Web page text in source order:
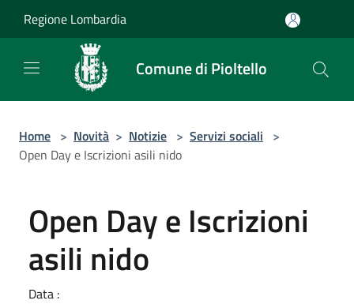
Regione Lombardia
Comune di Pioltello
Home > Novità > Notizie > Servizi sociali >
Open Day e Iscrizioni asili nido
Open Day e Iscrizioni
asili nido
Data :